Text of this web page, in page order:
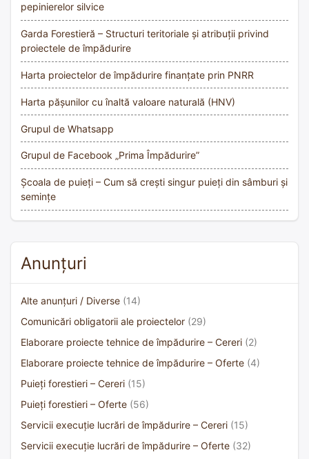
pepinierelor silvice
Garda Forestieră – Structuri teritoriale și atribuții privind
proiectele de împădurire
Harta proiectelor de împădurire finanțate prin PNRR
Harta pășunilor cu înaltă valoare naturală (HNV)
Grupul de Whatsapp
Grupul de Facebook „Prima Împădurire”
Școala de puieți – Cum să crești singur puieți din sâmburi și
semințe
Anunțuri
Alte anunțuri / Diverse (14)
Comunicări obligatorii ale proiectelor (29)
Elaborare proiecte tehnice de împădurire – Cereri (2)
Elaborare proiecte tehnice de împădurire – Oferte (4)
Puieți forestieri – Cereri (15)
Puieți forestieri – Oferte (56)
Servicii execuție lucrări de împădurire – Cereri (15)
Servicii execuție lucrări de împădurire – Oferte (32)